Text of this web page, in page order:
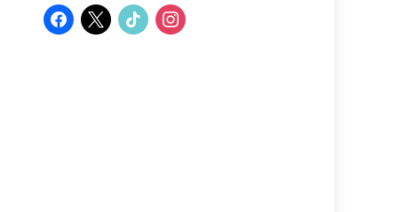
facebook
x tiktok instagram